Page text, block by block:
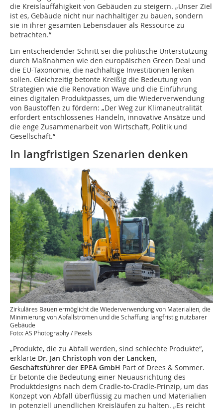
die Kreislauffähigkeit von Gebäuden zu steigern. „Unser Ziel
ist es, Gebäude nicht nur nachhaltiger zu bauen, sondern
sie in ihrer gesamten Lebensdauer als Ressource zu
betrachten.“
Ein entscheidender Schritt sei die politische Unterstützung
durch Maßnahmen wie den europäischen Green Deal und
die EU-Taxonomie, die nachhaltige Investitionen lenken
sollen. Gleichzeitig betonte Kreißig die Bedeutung von
Strategien wie die Renovation Wave und die Einführung
eines digitalen Produktpasses, um die Wiederverwendung
von Baustoffen zu fördern: „Der Weg zur Klimaneutralität
erfordert entschlossenes Handeln, innovative Ansätze und
die enge Zusammenarbeit von Wirtschaft, Politik und
Gesellschaft.“
In langfristigen Szenarien denken
Zirkuläres Bauen ermöglicht die Wiederverwendung von Materialien, die
Minimierung von Abfallströmen und die Schaffung langfristig nutzbarer
Gebäude
Foto: AS Photography / Pexels
„Produkte, die zu Abfall werden, sind schlechte Produkte“,
erklärte Dr. Jan Christoph von der Lancken,
Geschäftsführer der EPEA GmbH Part of Drees & Sommer.
Er betonte die Bedeutung einer Neuausrichtung des
Produktdesigns nach dem Cradle-to-Cradle-Prinzip, um das
Konzept von Abfall überflüssig zu machen und Materialien
in potenziell unendlichen Kreisläufen zu halten. „Es reicht